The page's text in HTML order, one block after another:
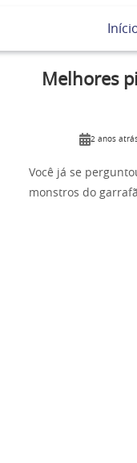
Melhores
2 anos
Você já se
monstros do